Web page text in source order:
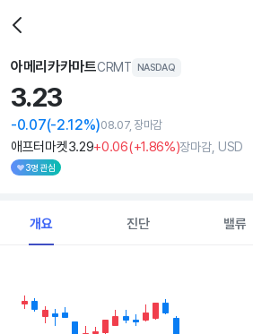
아메리카카마트CRMT NASDAQ
3.23
-0.07(-2.12%)08.07, 장마감
애프터마켓3.29+0.06(+1.86%)장마감, USD
3명 관심
개요 진단 밸류
View as data table, Chart
The chart has 1 X axis displaying
The chart has 1 Y axis displaying values.